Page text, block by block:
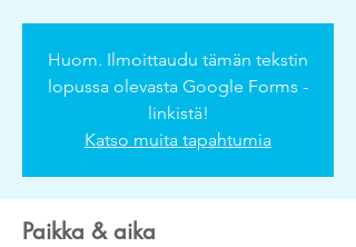
Huom. Ilmoittaudu tämän tekstin
lopussa olevasta Google Forms -
linkistä!
Katso muita tapahtumia
Paikka & aika